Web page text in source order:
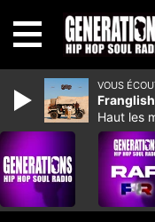
VOUS
Franglish
Haut les